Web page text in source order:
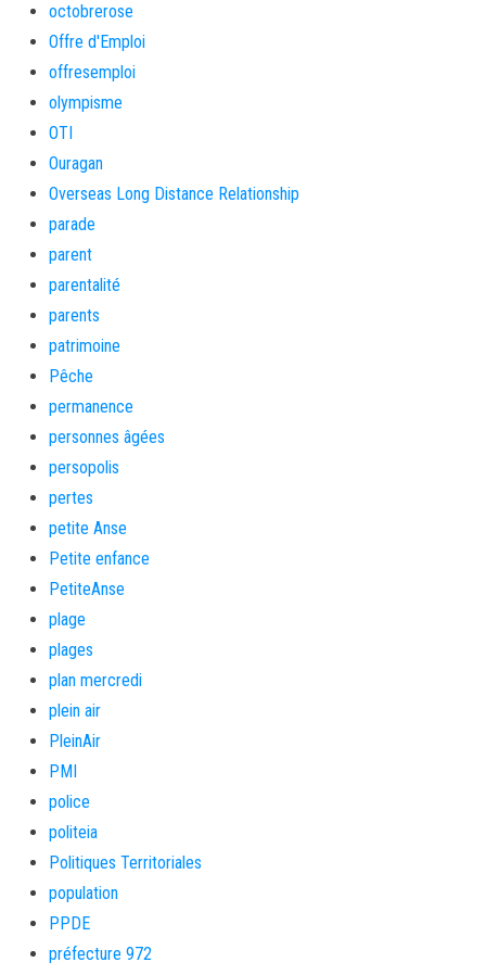
octobrerose
Offre d'Emploi
offresemploi
olympisme
OTI
Ouragan
Overseas Long Distance Relationship
parade
parent
parentalité
parents
patrimoine
Pêche
permanence
personnes âgées
persopolis
pertes
petite Anse
Petite enfance
PetiteAnse
plage
plages
plan mercredi
plein air
PleinAir
PMI
police
politeia
Politiques Territoriales
population
PPDE
préfecture 972